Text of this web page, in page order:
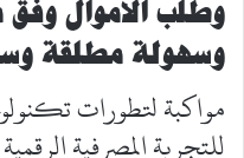
وطلب الأموال وفق
وسهولة مطلقة
مواكبة لتطورات
للتجربة المصرفية